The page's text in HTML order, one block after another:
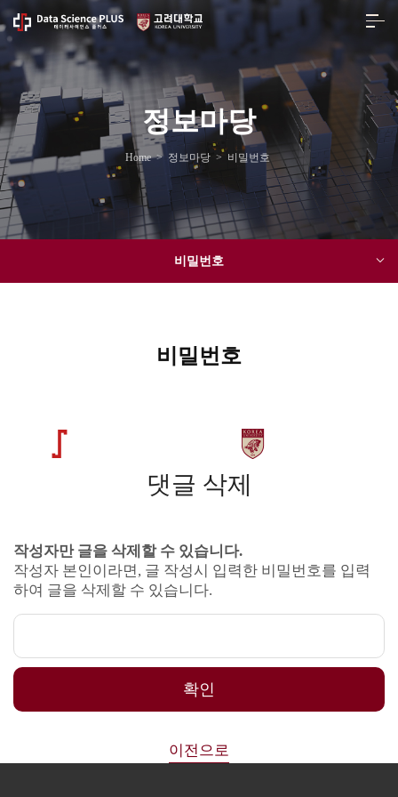
정보마당
Home> 정보마당 > 비밀번호
비밀번호
비밀번호
댓글 삭제
작성자만 글을 삭제할 수 있습니다.
작성자 본인이라면, 글 작성시 입력한 비밀번호를 입력
하여 글을 삭제할 수 있습니다.
확인
이전으로